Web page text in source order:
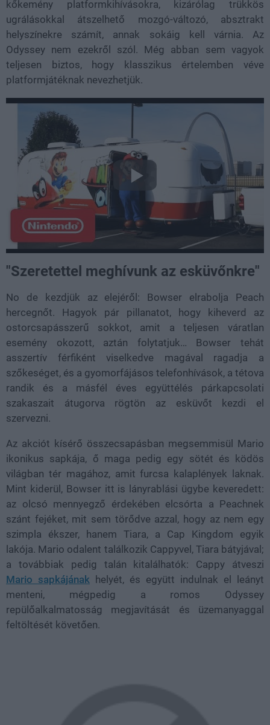
kőkemény platformkihívásokra, kizárólag trükkös
ugrálásokkal átszelhető mozgó-változó, absztrakt
helyszínekre számít, annak sokáig kell várnia. Az
Odyssey nem ezekről szól. Még abban sem vagyok
teljesen biztos, hogy klasszikus értelemben véve
platformjátéknak nevezhetjük.
"Szeretettel meghívunk az esküvőnkre"
No de kezdjük az elejéről: Bowser elrabolja Peach
hercegnőt. Hagyok pár pillanatot, hogy kiheverd az
ostorcsapásszerű sokkot, amit a teljesen váratlan
esemény okozott, aztán folytatjuk… Bowser tehát
asszertív férfiként viselkedve magával ragadja a
szőkeséget, és a gyomorfájásos telefonhívások, a tétova
randik és a másfél éves együttélés párkapcsolati
szakaszait átugorva rögtön az esküvőt kezdi el
szervezni.
Az akciót kísérő összecsapásban megsemmisül Mario
ikonikus sapkája, ő maga pedig egy sötét és ködös
világban tér magához, amit furcsa kalaplények laknak.
Mint kiderül, Bowser itt is lányrablási ügybe keveredett:
az olcsó mennyegző érdekében elcsórta a Peachnek
szánt fejéket, mit sem törődve azzal, hogy az nem egy
szimpla ékszer, hanem Tiara, a Cap Kingdom egyik
lakója. Mario odalent találkozik Cappyvel, Tiara bátyjával;
a továbbiak pedig talán kitalálhatók: Cappy átveszi
Mario sapkájának helyét, és együtt indulnak el leányt
menteni, mégpedig a romos Odyssey
repülőalkalmatosság megjavítását és üzemanyaggal
feltöltését követően.